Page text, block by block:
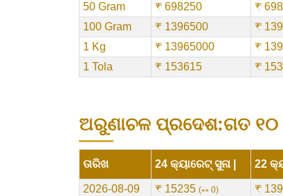
50 Gram
₹ 698250 ₹
100 Gram
₹ 1396500 ₹
1 Kg
₹ 13965000 ₹
1 Tola
₹ 153615 ₹
ଅରୁଣାଚଳ ପ୍ରଦେଶ:ଗତ ୧୦
ତାରିଖ 24 କ୍ୟାରେଟ୍ ସୁନା | 22
2026-08-09 ₹ 15235 ⇿ 0 ₹